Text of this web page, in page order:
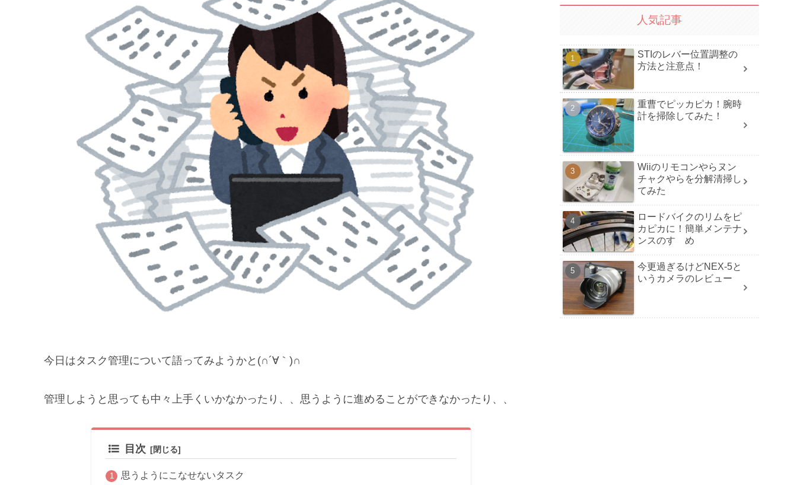
今日はタスク管理について語ってみようかと(∩´∀｀)∩
管理しようと思っても中々上手くいかなかったり、、思うように進めることができなかったり、、
目次
思うようにこなせないタスク
人気記事
STIのレバー位置調整の
方法と注意点！
重曹でピッカピカ！腕時
計を掃除してみた！
Wiiのリモコンやらヌン
チャクやらを分解清掃し
てみた
ロードバイクのリムをピ
カピカに！簡単メンテナ
ンスのすゝめ
今更過ぎるけどNEX-5と
いうカメラのレビュー